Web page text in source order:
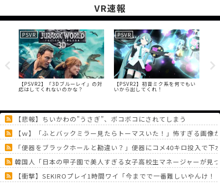
VR速報
PSVR
【PSVR2】「3Dブルーレイ」の対
応はしてくれないのかな？
PSVR
【PSVR2】初音ミク系を何でもい
いから出してくれ！
【悲報】ちいかわの”うさぎ”、ボコボコにされてしまう
【ｗ】「ふとバックミラー見たらトーマスいた！」怖すぎる画像
「便器をブラックホールと勘違い？」便器にコメ40キロ投入で
韓国人「日本の甲子園で美人すぎる女子高校生マネージャーが
【衝撃】SEKIROプレイ1時間ワイ「今までで一番難しいやんけ